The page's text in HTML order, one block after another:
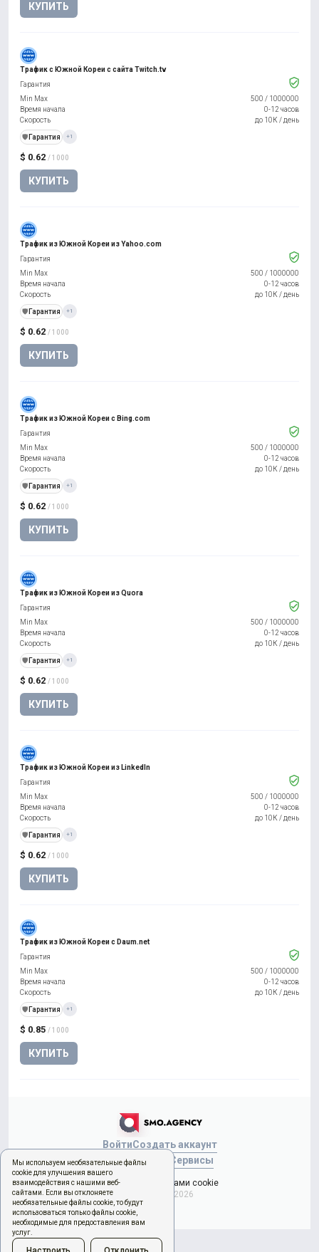
Мы используем необязательные файлы
cookie для улучшения вашего
взаимодействия с нашими веб-
сайтами. Если вы отклоняете
необязательные файлы cookie, то будут
использоваться только файлы cookie,
необходимые для предоставления вам
услуг.
КУПИТЬ
Трафик с Южной Кореи с сайта Twitch.tv
$ 0.62 / 1000
КУПИТЬ
Гарантия
Min Max
500 / 1000000
Время начала
0-12 часов
Скорость
до 10К / день
️🛡️ Гарантия +1
Трафик из Южной Кореи из Yahoo.com
$ 0.62 / 1000
КУПИТЬ
Гарантия
Min Max
500 / 1000000
Время начала
0-12 часов
Скорость
до 10К / день
️🛡️ Гарантия +1
Трафик из Южной Кореи с Bing.com
$ 0.62 / 1000
КУПИТЬ
Гарантия
Min Max
500 / 1000000
Время начала
0-12 часов
Скорость
до 10К / день
️🛡️ Гарантия +1
Трафик из Южной Кореи из Quora
$ 0.62 / 1000
КУПИТЬ
Гарантия
Min Max
500 / 1000000
Время начала
0-12 часов
Скорость
до 10К / день
️🛡️ Гарантия +1
Трафик из Южной Кореи из LinkedIn
$ 0.62 / 1000
КУПИТЬ
Гарантия
Min Max
500 / 1000000
Время начала
0-12 часов
Скорость
до 10К / день
️🛡️ Гарантия +1
Трафик из Южной Кореи с Daum.net
$ 0.85 / 1000
КУПИТЬ
Гарантия
Min Max
500 / 1000000
Время начала
0-12 часов
Скорость
до 10К / день
️🛡️ Гарантия +1
ВойтиСоздать аккаунт
Новый заказ
Сервисы
Управление файлами cookie
Copyright © 2026